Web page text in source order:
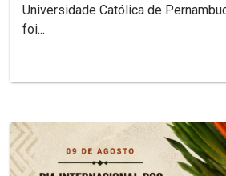
Universidade Católica de
foi...